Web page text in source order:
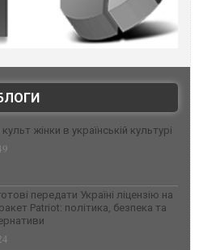
жінки в українській культурі
передати Україні ліцензію на
Patriot: політика, безпека та